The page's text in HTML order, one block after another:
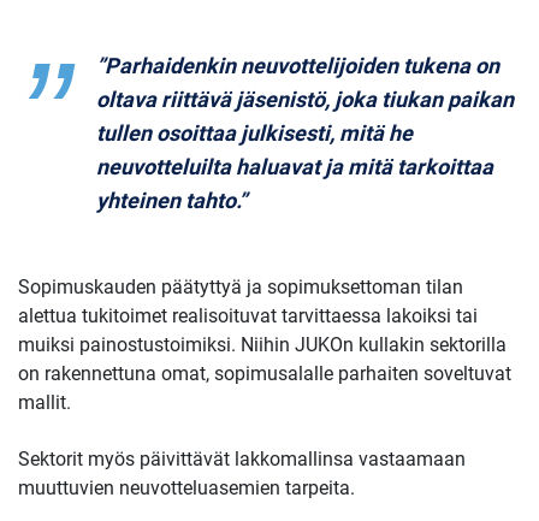
”Parhaidenkin neuvottelijoiden tukena on
oltava riittävä jäsenistö, joka tiukan paikan
tullen osoittaa julkisesti, mitä he
neuvotteluilta haluavat ja mitä tarkoittaa
yhteinen tahto.”
Sopimuskauden päätyttyä ja sopimuksettoman tilan
alettua tukitoimet realisoituvat tarvittaessa lakoiksi tai
muiksi painostustoimiksi. Niihin JUKOn kullakin sektorilla
on rakennettuna omat, sopimusalalle parhaiten soveltuvat
mallit.
Sektorit myös päivittävät lakkomallinsa vastaamaan
muuttuvien neuvotteluasemien tarpeita.